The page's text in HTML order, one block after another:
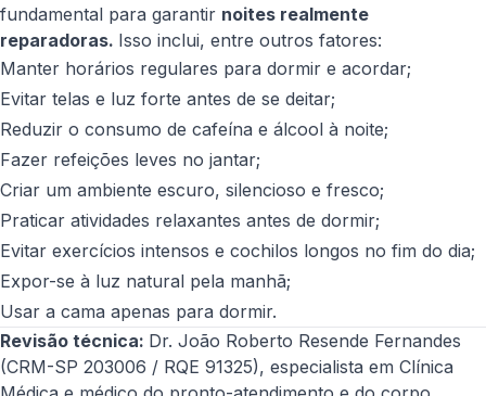
fundamental para garantir noites realmente
reparadoras. Isso inclui, entre outros fatores:
Manter horários regulares para dormir e acordar;
Evitar telas e luz forte antes de se deitar;
Reduzir o consumo de cafeína e álcool à noite;
Fazer refeições leves no jantar;
Criar um ambiente escuro, silencioso e fresco;
Praticar atividades relaxantes antes de dormir;
Evitar exercícios intensos e cochilos longos no fim do dia;
Expor-se à luz natural pela manhã;
Usar a cama apenas para dormir.
Revisão técnica: Dr. João Roberto Resende Fernandes
(CRM-SP 203006 / RQE 91325), especialista em Clínica